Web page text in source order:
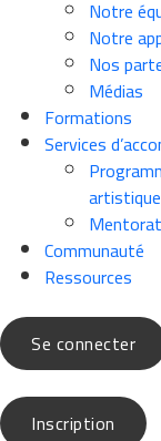
Notre
Notre
Nos
Médias
Formations
Services
Communauté
Ressources
Se connecter
Inscription